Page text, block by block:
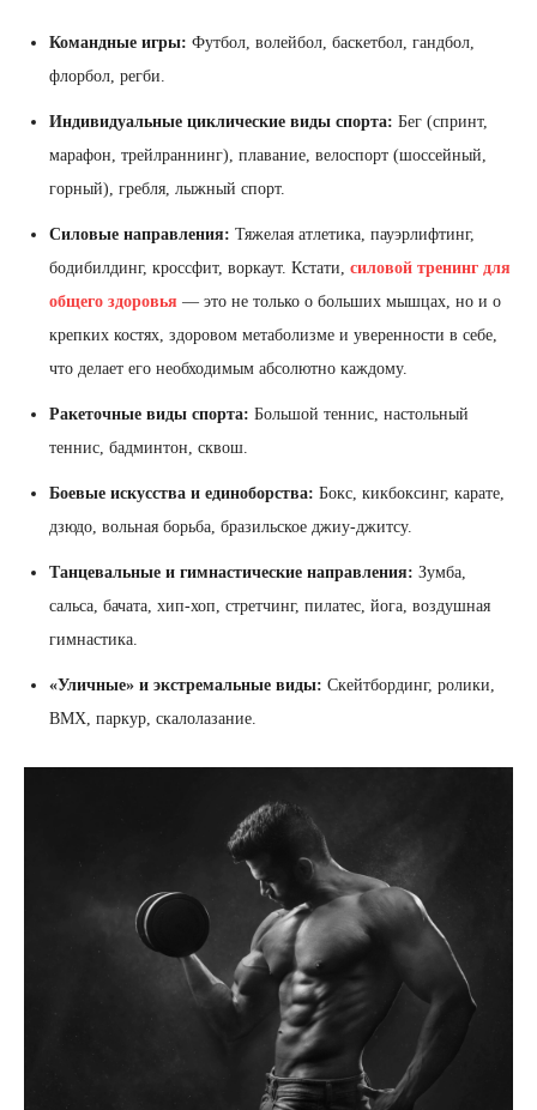
Командные игры: Футбол, волейбол, баскетбол, гандбол,
флорбол, регби.
Индивидуальные циклические виды спорта: Бег (спринт,
марафон, трейлраннинг), плавание, велоспорт (шоссейный,
горный), гребля, лыжный спорт.
Силовые направления: Тяжелая атлетика, пауэрлифтинг,
бодибилдинг, кроссфит, воркаут. Кстати, силовой тренинг для
общего здоровья — это не только о больших мышцах, но и о
крепких костях, здоровом метаболизме и уверенности в себе,
что делает его необходимым абсолютно каждому.
Ракеточные виды спорта: Большой теннис, настольный
теннис, бадминтон, сквош.
Боевые искусства и единоборства: Бокс, кикбоксинг, карате,
дзюдо, вольная борьба, бразильское джиу-джитсу.
Танцевальные и гимнастические направления: Зумба,
сальса, бачата, хип-хоп, стретчинг, пилатес, йога, воздушная
гимнастика.
«Уличные» и экстремальные виды: Скейтбординг, ролики,
BMX, паркур, скалолазание.